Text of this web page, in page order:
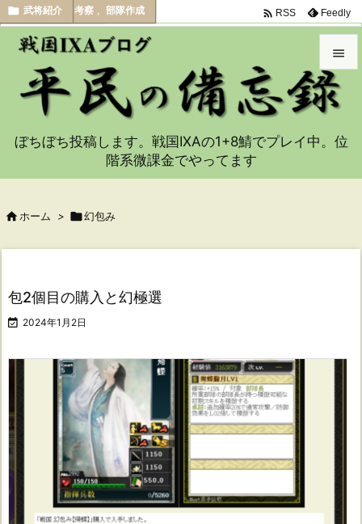


メニュ
サイド
 RSS Feedly
ぼちぼち投稿します。戦国IXAの1+8鯖でプレイ中。位
階系微課金でやってます
 ホーム > 幻包み
包2個目の購入と幻極選
 2024年1月2日
 イベント くじ , 武将紹介
 イベント くじ
 イベント 考察 , 部隊作成
 武将紹介